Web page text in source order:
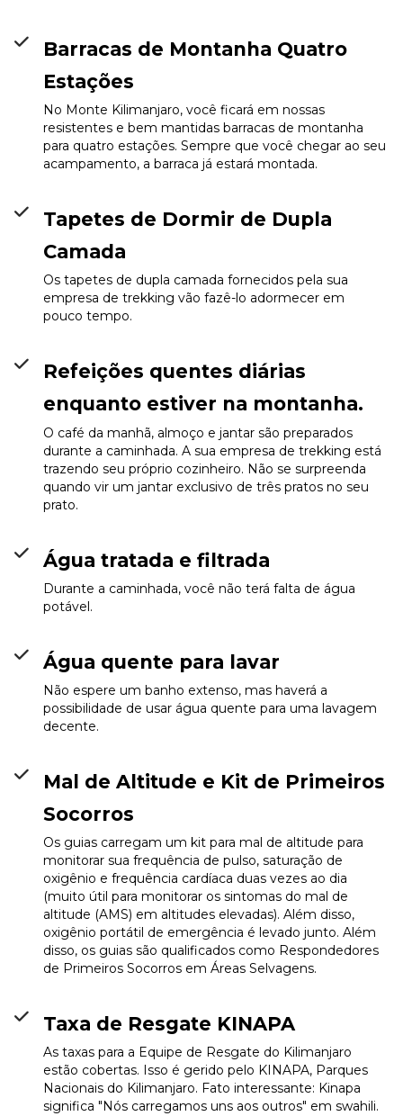
Kikelelwa Camp Info
Barracas de Montanha Quatro
Estações
No Monte Kilimanjaro, você ficará em nossas
resistentes e bem mantidas barracas de montanha
para quatro estações. Sempre que você chegar ao seu
acampamento, a barraca já estará montada.
Tapetes de Dormir de Dupla
Camada
Os tapetes de dupla camada fornecidos pela sua
empresa de trekking vão fazê-lo adormecer em
pouco tempo.
Refeições quentes diárias
enquanto estiver na montanha.
O café da manhã, almoço e jantar são preparados
durante a caminhada. A sua empresa de trekking está
trazendo seu próprio cozinheiro. Não se surpreenda
quando vir um jantar exclusivo de três pratos no seu
prato.
Água tratada e filtrada
Durante a caminhada, você não terá falta de água
potável.
Água quente para lavar
Não espere um banho extenso, mas haverá a
possibilidade de usar água quente para uma lavagem
decente.
Mal de Altitude e Kit de Primeiros
Socorros
Os guias carregam um kit para mal de altitude para
monitorar sua frequência de pulso, saturação de
oxigênio e frequência cardíaca duas vezes ao dia
(muito útil para monitorar os sintomas do mal de
altitude (AMS) em altitudes elevadas). Além disso,
oxigênio portátil de emergência é levado junto. Além
disso, os guias são qualificados como Respondedores
de Primeiros Socorros em Áreas Selvagens.
Taxa de Resgate KINAPA
As taxas para a Equipe de Resgate do Kilimanjaro
estão cobertas. Isso é gerido pelo KINAPA, Parques
Nacionais do Kilimanjaro. Fato interessante: Kinapa
significa "Nós carregamos uns aos outros" em swahili.